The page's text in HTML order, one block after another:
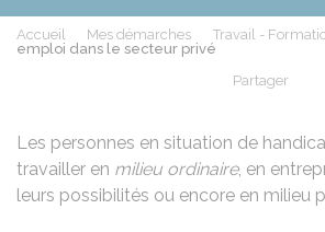
Accueil Mes démarches Travail -
emploi dans le secteur privé
Partager
Les personnes en situation de
travailler en milieu ordinaire, en
leurs possibilités ou encore en milieu